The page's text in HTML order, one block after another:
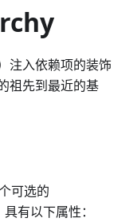
注入依赖项的装饰
祖先到最近的基
可选的
有以下属性：